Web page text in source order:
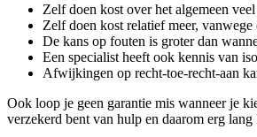
Zelf doen kost over het algemeen
Zelf doen kost relatief meer,
De kans op fouten is groter dan
Een specialist heeft ook kennis van
Afwijkingen op recht-toe-recht-aan
Ook loop je geen garantie mis wanneer je
verzekerd bent van hulp en daarom erg